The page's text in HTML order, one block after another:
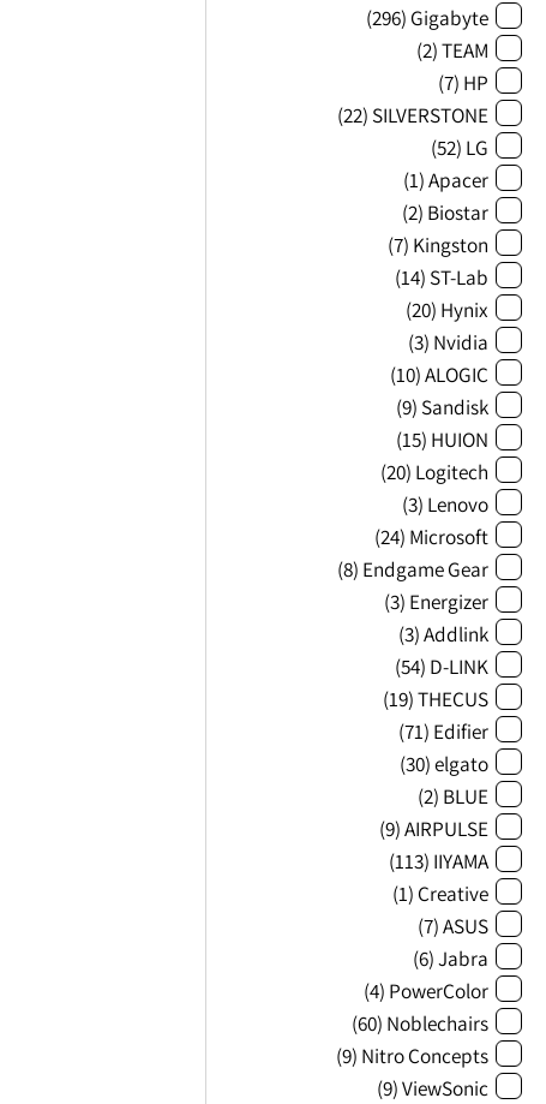
Gigabyte
(296)
TEAM
(2)
HP
(7)
SILVERSTONE
(22)
LG
(52)
Apacer
(1)
Biostar
(2)
Kingston
(7)
ST-Lab
(14)
Hynix
(20)
Nvidia
(3)
ALOGIC
(10)
Sandisk
(9)
HUION
(15)
Logitech
(20)
Lenovo
(3)
Microsoft
(24)
Endgame Gear
(8)
Energizer
(3)
Addlink
(3)
D-LINK
(54)
THECUS
(19)
Edifier
(71)
elgato
(30)
BLUE
(2)
AIRPULSE
(9)
IIYAMA
(113)
Creative
(1)
ASUS
(7)
Jabra
(6)
PowerColor
(4)
Noblechairs
(60)
Nitro Concepts
(9)
ViewSonic
(9)